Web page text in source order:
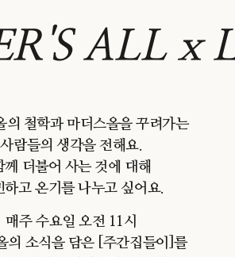
ALL x
의 철학과 마더스올을 꾸려가는
사람들의 생각을 전해요.
께 더불어 사는 것에 대해
하고 온기를 나누고 싶어요.
매주 수요일 오전 11시
의 소식을 담은 [주간집들이]를